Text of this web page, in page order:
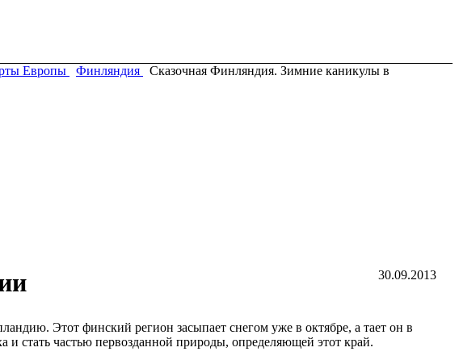
Европы Финляндия
Сказочная Финляндия. Зимние каникулы в
30.09.2013
Этот финский регион засыпает снегом уже в октябре, а тает он в
и стать частью первозданной природы, определяющей этот край.